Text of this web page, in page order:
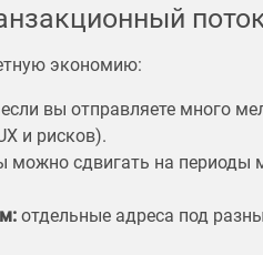
экономию:
если вы отправляете много
и рисков).
можно сдвигать на периоды
отдельные адреса под